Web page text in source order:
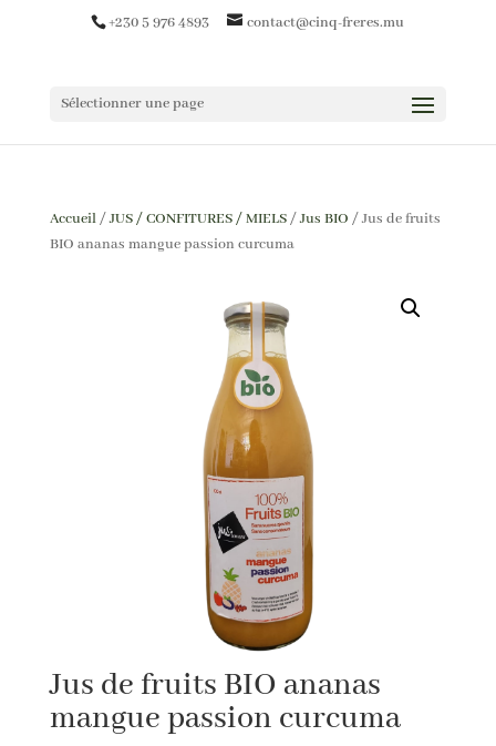
+230 5 976 4893 contact@cinq-freres.mu
Sélectionner une page
Accueil/JUS / CONFITURES / MIELS/Jus BIO / Jus de fruits
BIO ananas mangue passion curcuma
Jus de fruits BIO ananas
mangue passion curcuma